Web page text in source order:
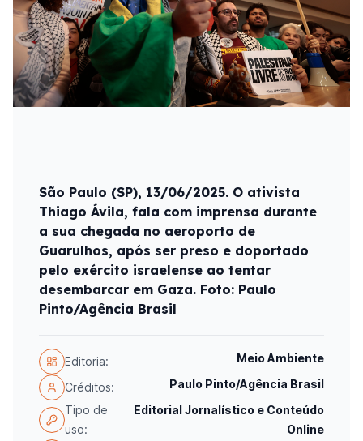
São Paulo (SP), 13/06/2025. O ativista
Thiago Ávila, fala com imprensa durante
a sua chegada no aeroporto de
Guarulhos, após ser preso e doportado
pelo exército israelense ao tentar
desembarcar em Gaza. Foto: Paulo
Pinto/Agência Brasil
Editoria: Meio Ambiente
Créditos:
Paulo Pinto/Agência Brasil
Tipo de
uso:
Editorial Jornalístico e Conteúdo
Online